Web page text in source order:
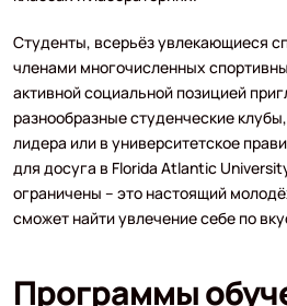
Студенты, всерьёз увлекающиеся
членами многочисленных
активной социальной позицией
разнообразные студенческие
лидера или в университетское
для досуга в Florida Atlantic
ограничены – это настоящий
сможет найти увлечение себе по
Программы